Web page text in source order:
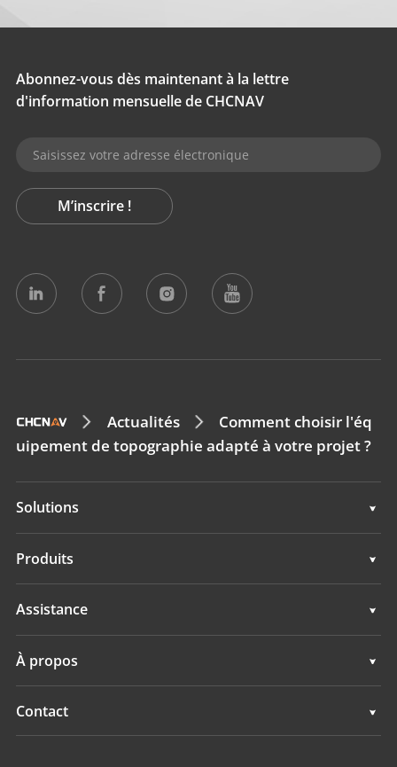
Abonnez-vous dès maintenant à la lettre
d'information mensuelle de CHCNAV
M’inscrire !
Actualités
Comment choisir l'éq
uipement de topographie adapté à votre projet ?
Solutions
Topographie & ingénierie
Hydrographie
Produits
Topographie & ingénierie
Hydrographie
Assistance
À propos
Présentation
Contact